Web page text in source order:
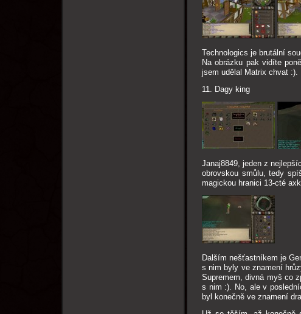
Technologics je brutální
Na obrázku pak vidíte
jsem udělal Matrix chvat :).
11. Dagy king
Janaj8849, jeden z
obrovskou smůlu, tedy
magickou hranici 13-cté
Dalším nešťastníkem je
s nim byly ve znamení
Supremem, divná myš co
s nim :). No, ale v
byl konečně ve znamení